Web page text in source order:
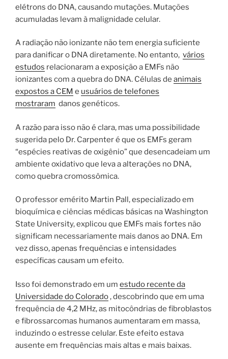
elétrons do DNA, causando mutações. Mutações
acumuladas levam à malignidade celular.
A radiação não ionizante não tem energia suficiente
para danificar o DNA diretamente. No entanto, vários
estudos relacionaram a exposição a EMFs não
ionizantes com a quebra do DNA. Células de animais
expostos a CEM e usuários de telefones
mostraram danos genéticos.
A razão para isso não é clara, mas uma possibilidade
sugerida pelo Dr. Carpenter é que os EMFs geram
“espécies reativas de oxigênio” que desencadeiam um
ambiente oxidativo que leva a alterações no DNA,
como quebra cromossômica.
O professor emérito Martin Pall, especializado em
bioquímica e ciências médicas básicas na Washington
State University, explicou que EMFs mais fortes não
significam necessariamente mais danos ao DNA. Em
vez disso, apenas frequências e intensidades
específicas causam um efeito.
Isso foi demonstrado em um estudo recente da
Universidade do Colorado, descobrindo que em uma
frequência de 4,2 MHz, as mitocôndrias de fibroblastos
e fibrossarcomas humanos aumentaram em massa,
induzindo o estresse celular. Este efeito estava
ausente em frequências mais altas e mais baixas.